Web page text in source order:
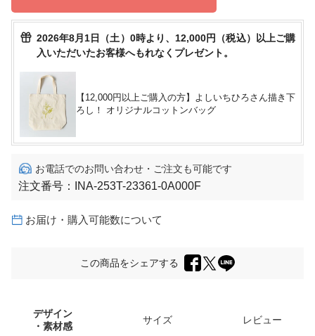
2026年8月1日（土）0時より、12,000円（税込）以上ご購
入いただいたお客様へもれなくプレゼント。
【12,000円以上ご購入の方】よしいちひろさん描き下
ろし！ オリジナルコットンバッグ
お電話でのお問い合わせ・ご注文も可能です
注文番号： INA-253T-23361-0A000F
お届け・購入可能数について
この商品をシェアする
デザイン
・素材感
サイズ レビュー